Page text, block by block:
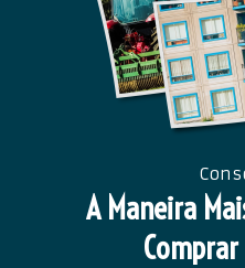
A Maneira
Comprar